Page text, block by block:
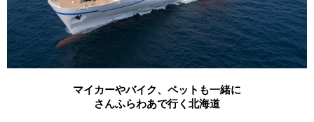
マイカーやバイク、ペットも一緒に
さんふらわあで行く北海道